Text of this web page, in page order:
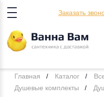
Заказать
Главная Каталог
Душевые комплекты